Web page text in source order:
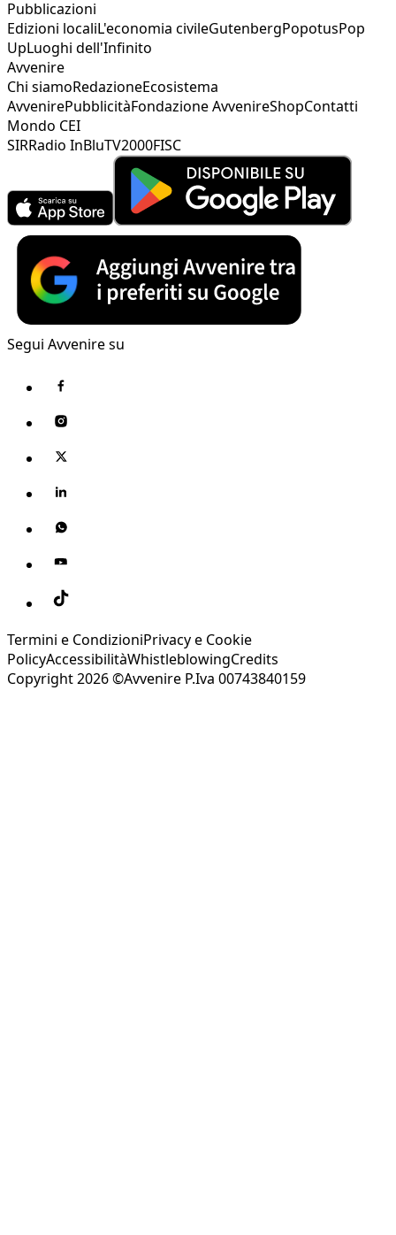
Pubblicazioni
Edizioni localiL'economia civileGutenbergPopotusPop
UpLuoghi dell'Infinito
Avvenire
Chi siamoRedazioneEcosistema
AvvenirePubblicitàFondazione AvvenireShopContatti
Mondo CEI
SIRRadio InBluTV2000FISC
Segui Avvenire su
Termini e CondizioniPrivacy e Cookie
PolicyAccessibilitàWhistleblowingCredits
Copyright 2026 ©Avvenire P.Iva 00743840159